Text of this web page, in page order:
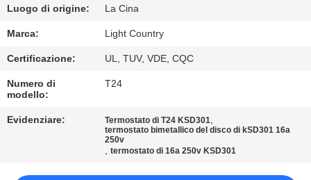
DELLA
FABBRICA
CONTROLLO
DI
QUALITÀ
Luogo di origine: La Cina
Marca: Light Country
Certificazione: UL, TUV, VDE, CQC
Numero di
modello:
T24
Evidenziare: Termostato di T24 KSD301,
termostato bimetallico del disco di kSD301 16a
250v
,termostato di 16a 250v KSD301